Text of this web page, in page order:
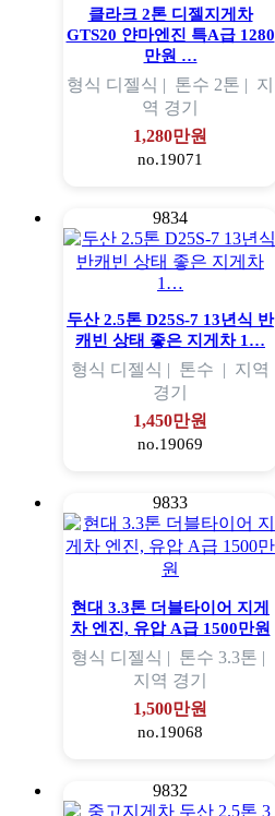
클라크 2톤 디젤지게차
GTS20 얀마엔진 특A급 1280
만원 …
형식 디젤식 | 톤수 2톤 | 지
역 경기
1,280만원
no.19071
9834
두산 2.5톤 D25S-7 13년식 반
캐빈 상태 좋은 지게차 1…
형식 디젤식 | 톤수 | 지역
경기
1,450만원
no.19069
9833
현대 3.3톤 더블타이어 지게
차 엔진, 유압 A급 1500만원
형식 디젤식 | 톤수 3.3톤 |
지역 경기
1,500만원
no.19068
9832